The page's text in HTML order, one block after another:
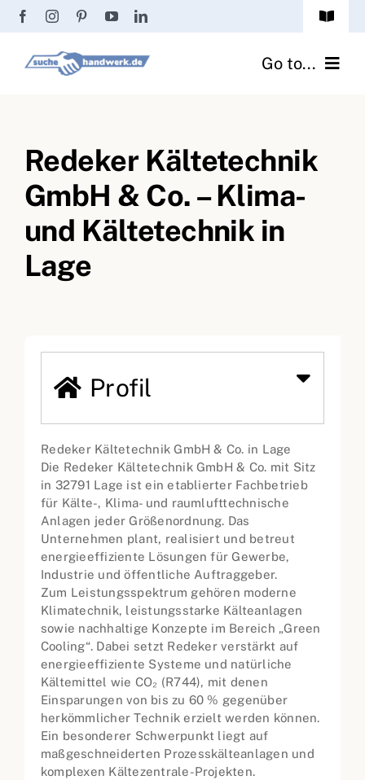
Zum
springen
Toggle
Passwort vergessen? Go to...
Fliesenrechner
Handwerker Ratgeber
Wir über uns
Redeker Kältetechnik
GmbH & Co. – Klima-
und Kältetechnik in
Lage
Profil
Redeker Kältetechnik GmbH & Co. in Lage
Die Redeker Kältetechnik GmbH & Co. mit Sitz
in 32791 Lage ist ein etablierter Fachbetrieb
für Kälte-, Klima- und raumlufttechnische
Anlagen jeder Größenordnung. Das
Unternehmen plant, realisiert und betreut
energieeffiziente Lösungen für Gewerbe,
Industrie und öffentliche Auftraggeber.
Zum Leistungsspektrum gehören moderne
Klimatechnik, leistungsstarke Kälteanlagen
sowie nachhaltige Konzepte im Bereich „Green
Cooling“. Dabei setzt Redeker verstärkt auf
energieeffiziente Systeme und natürliche
Kältemittel wie CO₂ (R744), mit denen
Einsparungen von bis zu 60 % gegenüber
herkömmlicher Technik erzielt werden können.
Ein besonderer Schwerpunkt liegt auf
maßgeschneiderten Prozesskälteanlagen und
komplexen Kältezentrale-Projekten.